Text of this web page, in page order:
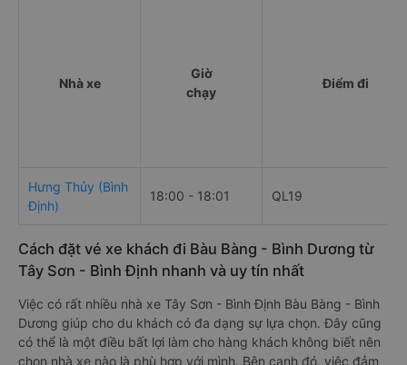
Nhà xe
Giờ
chạy
Điểm đi
Hưng Thủy (Bình
Định)
18:00 - 18:01 QL19
Cách đặt vé xe khách đi Bàu Bàng - Bình Dương từ
Tây Sơn - Bình Định nhanh và uy tín nhất
Việc có rất nhiều nhà xe Tây Sơn - Bình Định Bàu Bàng - Bình
Dương giúp cho du khách có đa dạng sự lựa chọn. Đây cũng
có thể là một điều bất lợi làm cho hàng khách không biết nên
chọn nhà xe nào là phù hợp với mình. Bên cạnh đó, việc đảm